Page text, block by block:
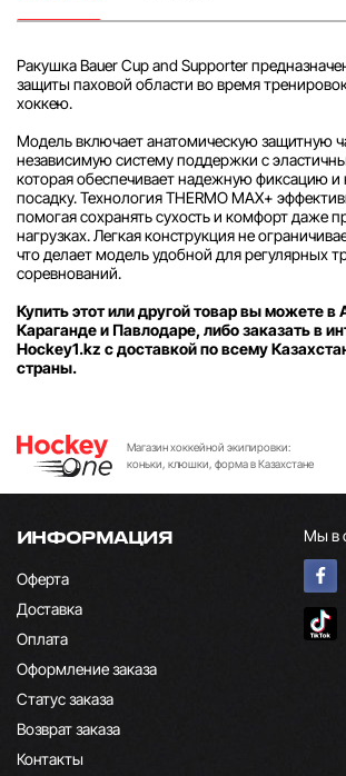
Ракушка Bauer Cup and Supporter
защиты паховой области во время
хоккею.
Модель включает анатомическую защитную
независимую систему поддержки с
которая обеспечивает надежную фиксацию
посадку. Технология THERMO MAX+
помогая сохранять сухость и комфорт даже
нагрузках. Легкая конструкция не
что делает модель удобной для регулярных
соревнований.
Купить этот или другой товар вы можете
Караганде и Павлодаре, либо заказать в
Hockey1.kz с доставкой по всему
страны.
Магазин хоккейной экипировки:
коньки, клюшки, форма в Казахстане
ИНФОРМАЦИЯ
Оферта
Доставка
Оплата
Оформление заказа
Статус заказа
Возврат заказа
Контакты
Мы в